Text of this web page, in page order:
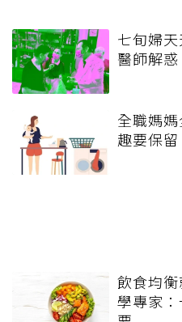
七旬婦
醫師解
全職媽
趣要保留
飲食均
學專家